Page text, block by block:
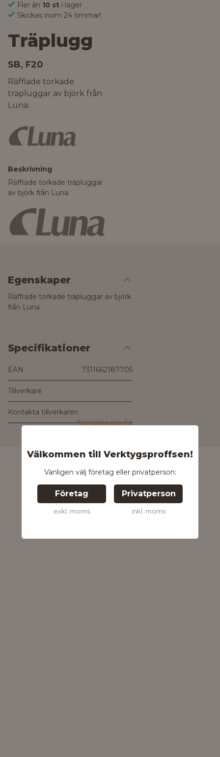
Välkommen till Verktygsproffsen!
Vänligen välj företag eller privatperson:
Företag
exkl. moms
Privatperson
inkl. moms
Fler än 10 st i lager
Skickas inom 24 timmar!
Träplugg
SB, F20
Räfflade torkade
träpluggar av björk från
Luna.
Beskrivning
Räfflade torkade träpluggar
av björk från Luna.
Egenskaper
Räfflade torkade träpluggar av björk
från Luna.
Specifikationer
EAN 7311662187705
Tillverkare
Kontakta tillverkaren
Kontakta oss för